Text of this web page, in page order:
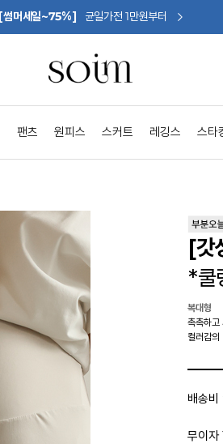
[썸머세일~75%] 균일가전 1만원부터
팬츠 원피스 스커트 레깅스 스타
[갓
*쿨
복대형
촉촉하고
컬러감의
배송비
무이자